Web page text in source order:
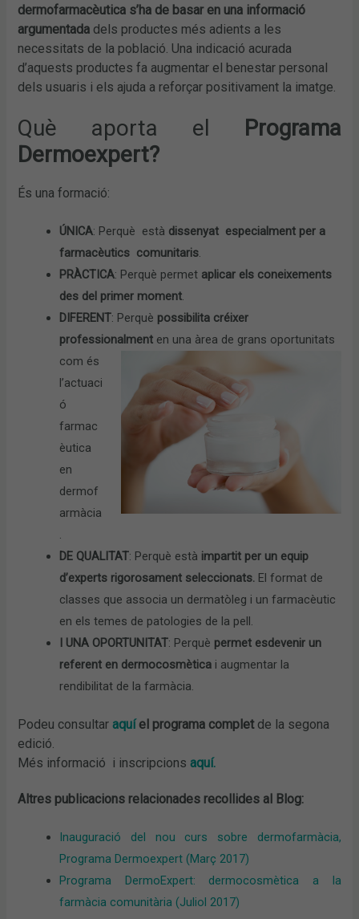
dermofarmacèutica s’ha de basar en una informació
argumentada dels productes més adients a les
necessitats de la població. Una indicació acurada
d’aquests productes fa augmentar el benestar personal
dels usuaris i els ajuda a reforçar positivament la imatge.
Què aporta el Programa
Dermoexpert?
És una formació:
ÚNICA: Perquè està dissenyat especialment per a
farmacèutics comunitaris.
PRÀCTICA: Perquè permet aplicar els coneixements
des del primer moment.
DIFERENT: Perquè possibilita créixer
professionalment en una àrea de grans oportunitats
com és
l’actuaci
ó
farmac
èutica
en
dermof
armàcia
.
DE QUALITAT: Perquè està impartit per un equip
d’experts rigorosament seleccionats. El format de
classes que associa un dermatòleg i un farmacèutic
en els temes de patologies de la pell.
I UNA OPORTUNITAT: Perquè permet esdevenir un
referent en dermocosmètica i augmentar la
rendibilitat de la farmàcia.
Podeu consultaraquíel programa completde la segona
edició.
Més informació i inscripcionsaquí.
Altres publicacions relacionades recollides al Blog:
Inauguració del nou curs sobre dermofarmàcia,
Programa Dermoexpert (Març 2017)
Programa DermoExpert: dermocosmètica a la
farmàcia comunitària (Juliol 2017)